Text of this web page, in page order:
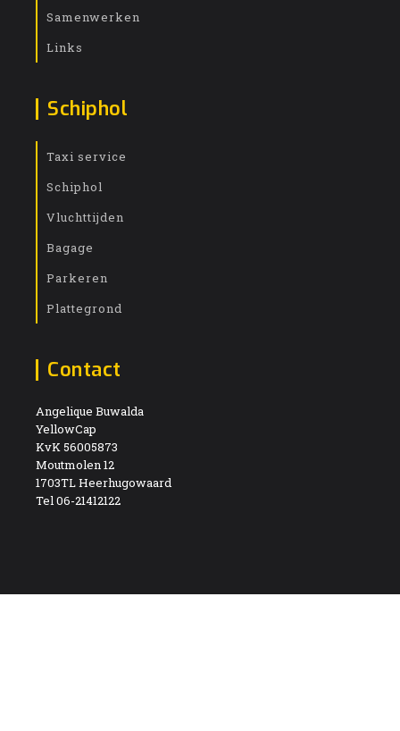
Samenwerken
Links
Schiphol
Taxi service
Schiphol
Vluchttijden
Bagage
Parkeren
Plattegrond
Contact
Angelique Buwalda
YellowCap
KvK 56005873
Moutmolen 12
1703TL Heerhugowaard
Tel 06-21412122